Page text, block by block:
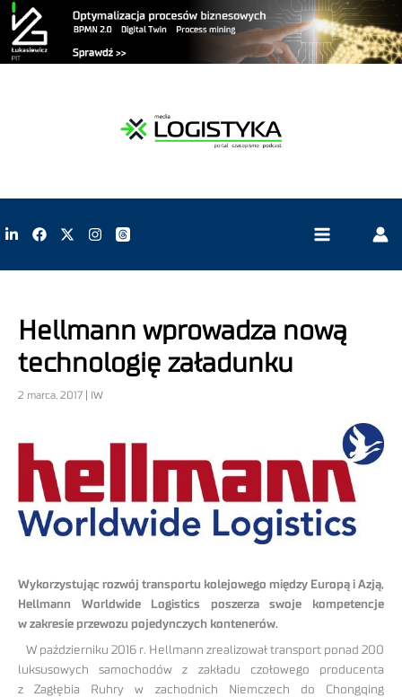
Hellmann wprowadza nową
technologię załadunku
2 marca, 2017 | IW
Wykorzystując rozwój transportu kolejowego między Europą i Azją,
Hellmann Worldwide Logistics poszerza swoje kompetencje
w zakresie przewozu pojedynczych kontenerów.
W październiku 2016 r. Hellmann zrealizował transport ponad 200
luksusowych samochodów z zakładu czołowego producenta
z Zagłębia Ruhry w zachodnich Niemczech do Chongqing